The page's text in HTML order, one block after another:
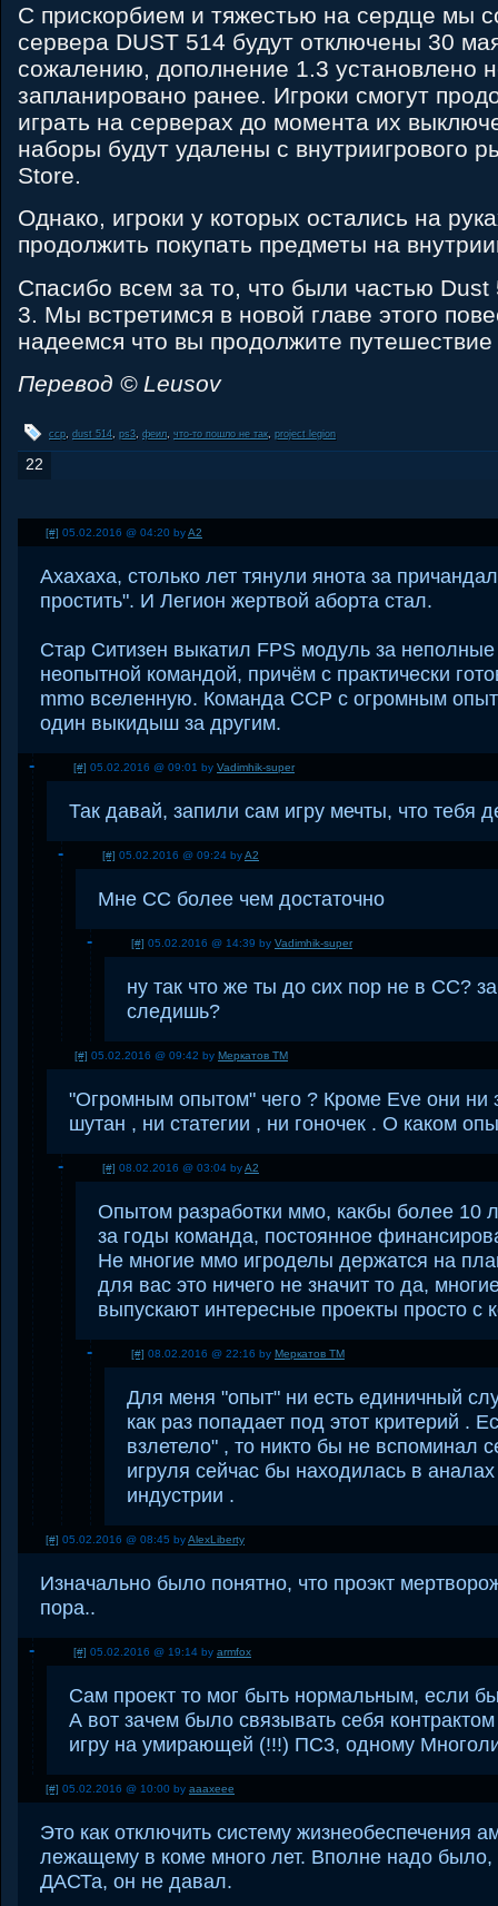
С прискорбием и тяжестью на сердце мы
сервера DUST 514 будут отключены 30
сожалению, дополнение 1.3 установлено
запланировано ранее. Игроки смогут
играть на серверах до момента их
наборы будут удалены с внутриигрового
Store.
Однако, игроки у которых остались на
продолжить покупать предметы на
Спасибо всем за то, что были частью
3. Мы встретимся в новой главе этого
надеемся что вы продолжите
Перевод © Leusov
ccp, dust 514 ps3, феил, что-то пошло не так, project legion
22
[#] 05.02.2016 @ 04:20 byA2
Ахахаха, столько лет тянули янота за
простить". И Легион жертвой аборта стал.
Стар Ситизен выкатил FPS модуль за неполные
неопытной командой, причём с практически
mmo вселенную. Команда CCP с огромным
один выкидыш за другим.
[#] 05.02.2016 @ 09:01 by Vadimhik-super
Так давай, запили сам игру мечты, что тебя
[#] 05.02.2016 @ 09:24 byA2
Мне СС более чем достаточно
[#] 05.02.2016 @ 14:39 by Vadimhik-super
ну так что же ты до сих пор не в СС?
следишь?
[#] 05.02.2016 @ 09:42 by Меркатов ТМ
"Огромным опытом" чего ? Кроме Eve они ни
шутан , ни статегии , ни гоночек . О каком
[#] 08.02.2016 @ 03:04 byA2
Опытом разработки ммо, какбы более 10
за годы команда, постоянное
Не многие ммо игроделы держатся на
для вас это ничего не значит то да,
выпускают интересные проекты просто с
[#] 08.02.2016 @ 22:16 by Меркатов ТМ
Для меня "опыт" ни есть единичный
как раз попадает под этот критерий .
взлетело" , то никто бы не вспоминал
игруля сейчас бы находилась в
индустрии .
[#] 05.02.2016 @ 08:45 byAlexLiberty
Изначально было понятно, что проэкт
пора..
[#] 05.02.2016 @ 19:14 by armfox
Сам проект то мог быть нормальным, если
А вот зачем было связывать себя
игру на умирающей (!!!) ПС3, одному
[#] 05.02.2016 @ 10:00 by aaaxeee
Это как отключить систему жизнеобеспечения
лежащему в коме много лет. Вполне надо было,
ДАСТа, он не давал.